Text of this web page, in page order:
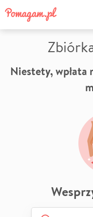
Niestety, wpłata